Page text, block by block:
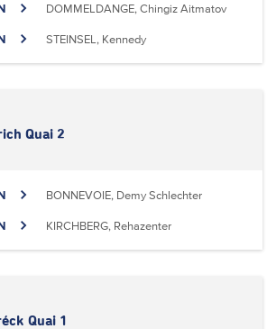
DOMMELDANGE, Chingiz Aitmatov
STEINSEL, Kennedy
Quai 2
BONNEVOIE, Demy Schlechter
KIRCHBERG, Rehazenter
Quai 1